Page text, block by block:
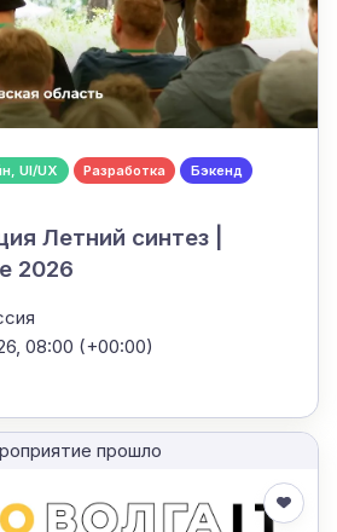
UI/UX Разработка
Бэкенд
Летний синтез |
2026
08:00 (+00:00)
прошло